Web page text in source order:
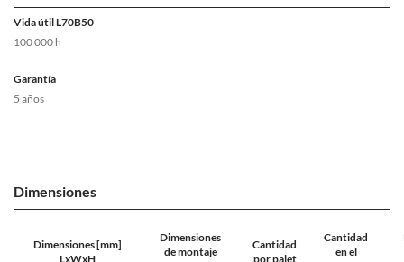
Vida útil L70B50
100 000 h
Garantía
5 años
Dimensiones
Dimensiones [mm]
LxWxH
Dimensiones
de montaje
Cantidad
por palet
Cantidad
en el